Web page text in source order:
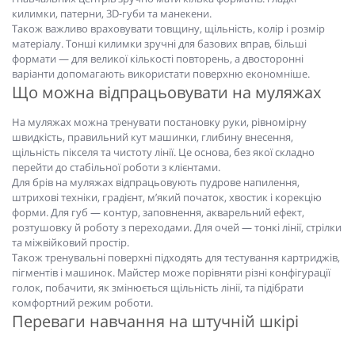
килимки, патерни, 3D-губи та манекени.
Також важливо враховувати товщину, щільність, колір і розмір
матеріалу. Тонші килимки зручні для базових вправ, більші
формати — для великої кількості повторень, а двосторонні
варіанти допомагають використати поверхню економніше.
Що можна відпрацьовувати на муляжах
На муляжах можна тренувати постановку руки, рівномірну
швидкість, правильний кут машинки, глибину внесення,
щільність пікселя та чистоту лінії. Це основа, без якої складно
перейти до стабільної роботи з клієнтами.
Для брів на муляжах відпрацьовують пудрове напилення,
штрихові техніки, градієнт, м’який початок, хвостик і корекцію
форми. Для губ — контур, заповнення, акварельний ефект,
розтушовку й роботу з переходами. Для очей — тонкі лінії, стрілки
та міжвійковий простір.
Також тренувальні поверхні підходять для тестування картриджів,
пігментів і машинок. Майстер може порівняти різні конфігурації
голок, побачити, як змінюється щільність лінії, та підібрати
комфортний режим роботи.
Переваги навчання на штучній шкірі